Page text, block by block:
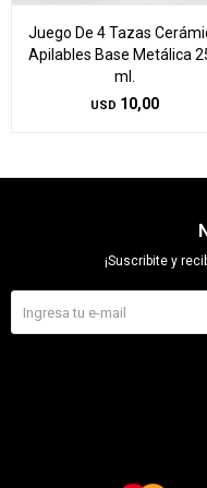
Juego De 4 Tazas
Apilables Base Metálica
ml.
USD 10,00
¡Suscribite y